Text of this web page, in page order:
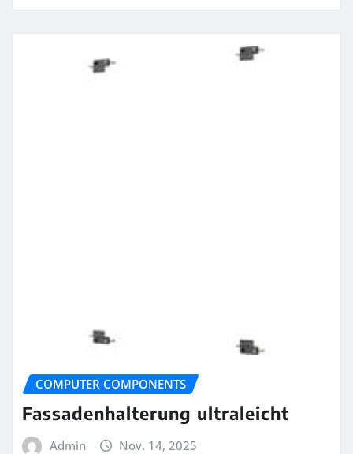
COMPUTER COMPONENTS
Fassadenhalterung ultraleicht
Admin Nov. 14, 2025